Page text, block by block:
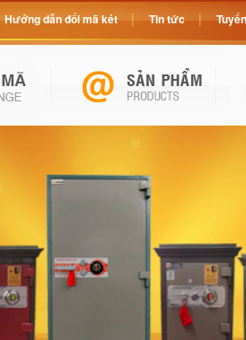
Hướng dẫn đổi mã két Tin tức